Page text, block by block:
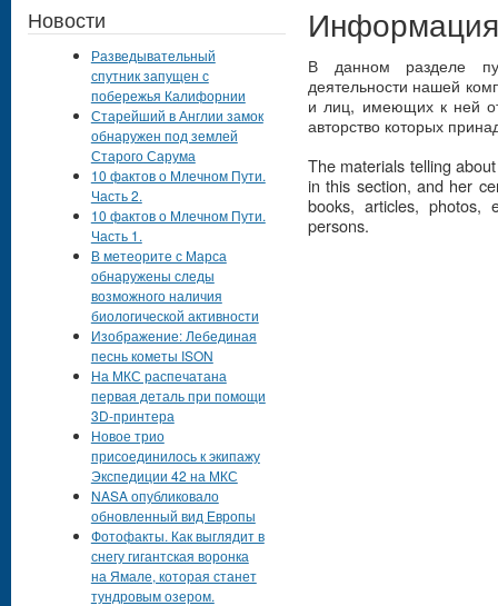
В данном разделе
деятельности нашей
и лиц, имеющих к ней
авторство которых
The materials telling
in this section, and her
books, articles, photos,
persons.
Новости
Разведывательный
спутник запущен с
побережья Калифорнии
Старейший в Англии замок
обнаружен под землей
Старого Сарума
10 фактов о Млечном Пути.
Часть 2.
10 фактов о Млечном Пути.
Часть 1.
В метеорите с Марса
обнаружены следы
возможного наличия
биологической активности
Изображение: Лебединая
песнь кометы ISON
На МКС распечатана
первая деталь при помощи
3D-принтера
Новое трио
присоединилось к экипажу
Экспедиции 42 на МКС
NASA опубликовало
обновленный вид Европы
Фотофакты. Как выглядит в
снегу гигантская воронка
на Ямале, которая станет
тундровым озером.